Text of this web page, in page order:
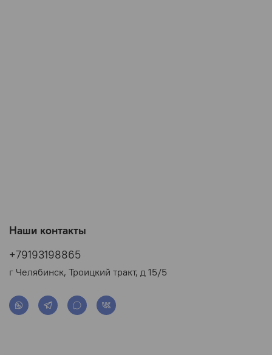
Наши контакты
+79193198865
г Челябинск, Троицкий тракт, д 15/5